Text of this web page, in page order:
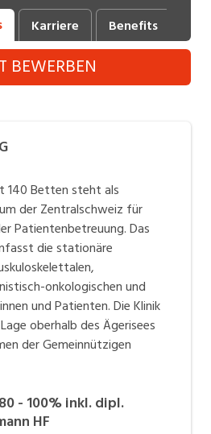
Anlagenbau,
Optik (Fertigung)
Pflege
Polizei, Zoll
Karriere Benefits
BEWERBEN
140 Betten steht als
der Zentralschweiz für
Patientenbetreuung. Das
die stationäre
onkologischen und
und Patienten. Die Klinik
oberhalb des Ägerisees
der Gemeinnützigen
- 100% inkl. dipl.
HF